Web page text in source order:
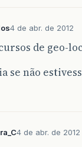
4 de abr. de 2012
de geo-
se não
4 de abr. de 2012